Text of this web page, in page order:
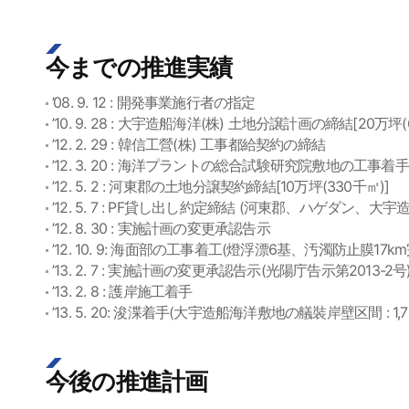
今までの推進実績
’08. 9. 12 : 開発事業施行者の指定
’10. 9. 28 : 大宇造船海洋(株) 土地分譲計画の締結[20万
’12. 2. 29 : 韓信工營(株) 工事都給契約の締結
’12. 3. 20 : 海洋プラントの総合試験研究院敷地の工事着手
’12. 5. 2 : 河東郡の土地分譲契約締結[10万坪(330千㎡)]
’12. 5. 7 : PF貸し出し約定締結 (河東郡、ハゲダン、大宇
’12. 8. 30 : 実施計画の変更承認告示
’12. 10. 9: 海面部の工事着工(燈浮漂6基、汚濁防止膜
’13. 2. 7 : 実施計画の変更承認告示(光陽庁告示第2013-2
’13. 2. 8 : 護岸施工着手
’13. 5. 20: 浚渫着手(大宇造船海洋敷地の艤裝岸壁区間 :
今後の推進計画